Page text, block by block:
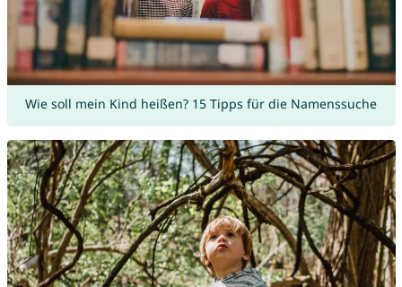
Wie soll mein Kind heißen? 15 Tipps für die Namenssuche